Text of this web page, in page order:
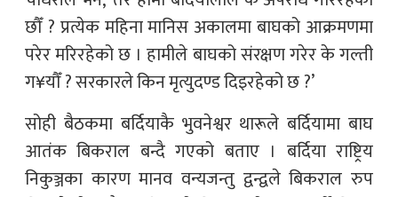
छौँ ? प्रत्येक महिना मानिस अकालमा बाघको आक्रमणमा
परेर मरिरहेको छ । हामीले बाघको संरक्षण गरेर के गल्ती
ग¥यौँ ? सरकारले किन मृत्युदण्ड दिइरहेको छ ?’
सोही बैठकमा बर्दियाकै भुवनेश्वर थारूले बर्दियामा बाघ
आतंक बिकराल बन्दै गएको बताए । बर्दिया राष्ट्रिय
निकुञ्जका कारण मानव वन्यजन्तु द्वन्द्वले बिकराल रुप